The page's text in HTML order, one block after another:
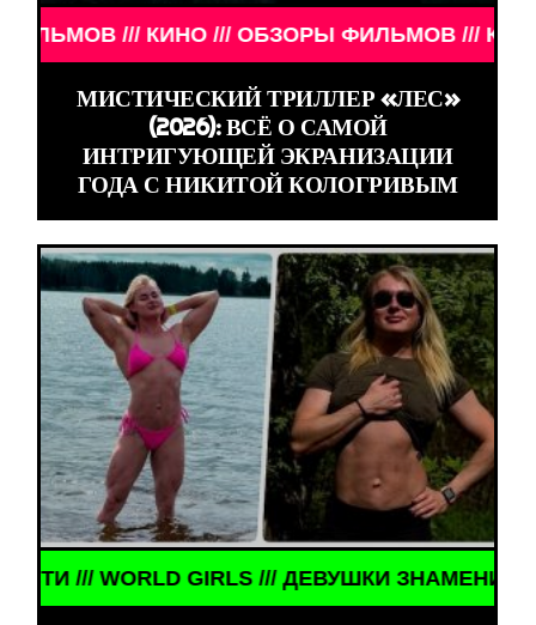
/// КИНО /// ОБЗОРЫ ФИЛЬМОВ ///
МИСТИЧЕСКИЙ ТРИЛЛЕР «ЛЕС»
(2026): ВСЁ О САМОЙ
ИНТРИГУЮЩЕЙ ЭКРАНИЗАЦИИ
ГОДА С НИКИТОЙ КОЛОГРИВЫМ
/// WORLD GIRLS /// ДЕВУШКИ